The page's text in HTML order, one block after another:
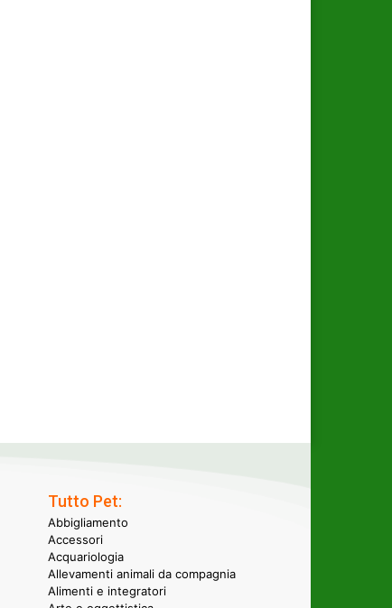
Tutto Pet:
Abbigliamento
Accessori
Acquariologia
Allevamenti animali da compagnia
Alimenti e integratori